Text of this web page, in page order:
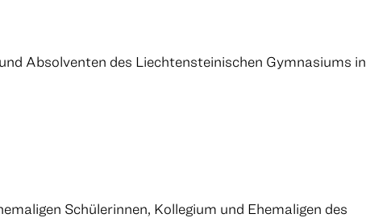
Absolventen des Liechtensteinischen Gymnasiums in
Schülerinnen, Kollegium und Ehemaligen des